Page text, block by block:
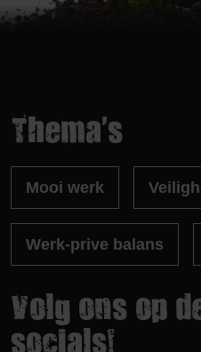
Thema's
Mooi werk
Werk-prive balans
Volg ons op
socials!